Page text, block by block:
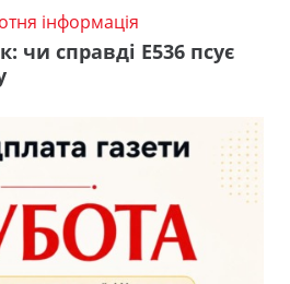
інформація
чи справді Е536 псує